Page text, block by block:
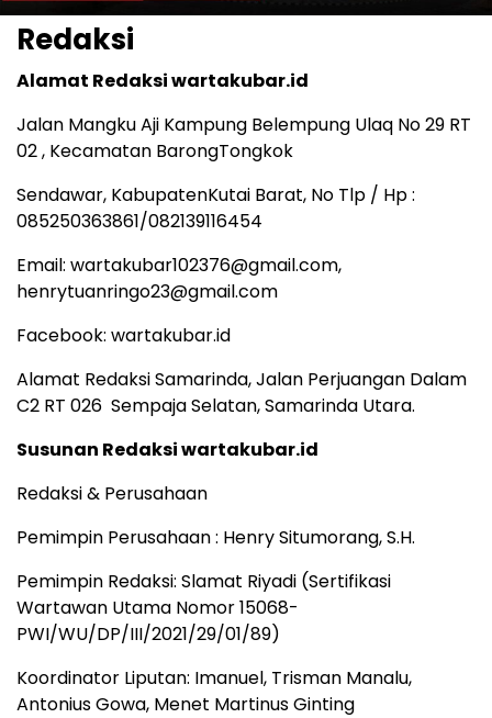
Redaksi
Alamat Redaksi wartakubar.id
Jalan Mangku Aji Kampung Belempung Ulaq No 29 RT
02 , Kecamatan BarongTongkok
Sendawar, KabupatenKutai Barat, No Tlp / Hp :
085250363861/082139116454
Email: wartakubar102376@gmail.com,
henrytuanringo23@gmail.com
Facebook: wartakubar.id
Alamat Redaksi Samarinda, Jalan Perjuangan Dalam
C2 RT 026 Sempaja Selatan, Samarinda Utara.
Susunan Redaksi wartakubar.id
Redaksi & Perusahaan
Pemimpin Perusahaan : Henry Situmorang, S.H.
Pemimpin Redaksi: Slamat Riyadi (Sertifikasi
Wartawan Utama Nomor 15068-
PWI/WU/DP/III/2021/29/01/89)
Koordinator Liputan: Imanuel, Trisman Manalu,
Antonius Gowa, Menet Martinus Ginting